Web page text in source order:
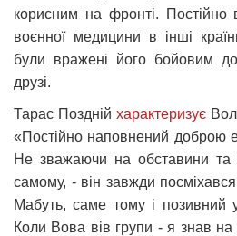
корисним на фронті. Постійно
воєнної медицини в інші
були вражені його бойовим
друзі.
Тарас Поздній характеризує
«Постійно наповнений доброю
Не зважаючи на обставини та
самому, - він завжди
Мабуть, саме тому і позивний
Коли Вова вів групи - я знав